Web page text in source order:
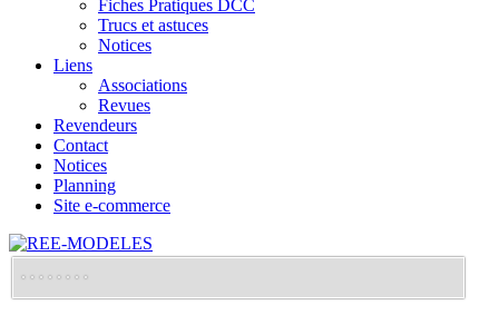
Fiches Pratiques DCC
Trucs et astuces
Notices
Liens
Associations
Revues
Revendeurs
Contact
Notices
Planning
Site e-commerce